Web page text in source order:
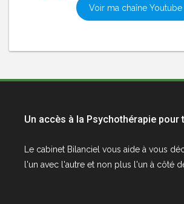
Voir ma chaîne Youtube
Un accès à la Psychothérapie pour
Le cabinet Bilanciel vous aide à vous
l'un avec l'autre et non plus l'un à côté